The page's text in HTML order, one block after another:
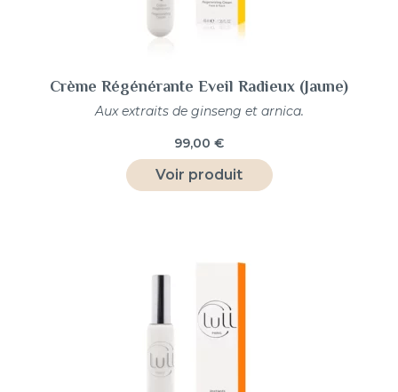
Crème Régénérante Eveil Radieux (Jaune)
Aux extraits de ginseng et arnica.
99,00 €
Voir produit